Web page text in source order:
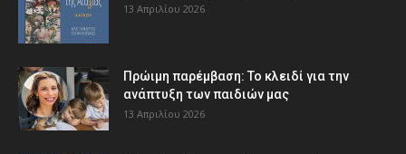
13 Απριλίου 2026
Πρώιμη παρέμβαση: Το κλειδί για την
ανάπτυξη των παιδιών µας
13 Απριλίου 2026